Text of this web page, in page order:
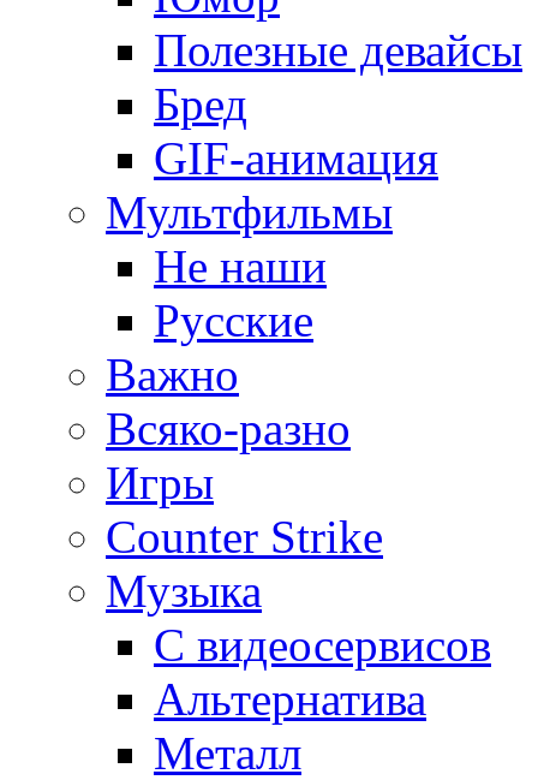
Полезные девайсы
Бред
GIF-анимация
Мультфильмы
Не наши
Русские
Важно
Всяко-разно
Игры
Counter Strike
Музыка
С видеосервисов
Альтернатива
Металл